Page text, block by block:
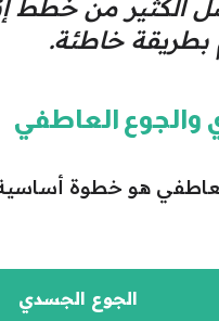
الكثير من خطط
بطريقة خاطئة.
والجوع العاطفي
هو خطوة
الجوع الجسدي